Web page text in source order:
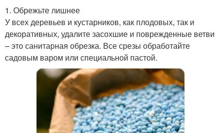
1. Обрежьте лишнее
У всех деревьев и кустарников, как плодовых, так и
декоративных, удалите засохшие и поврежденные ветви
– это санитарная обрезка. Все срезы обработайте
садовым варом или специальной пастой.